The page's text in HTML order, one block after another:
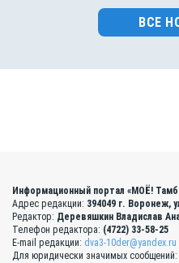
ВСЕ
Информационный портал «МОЁ!
Адрес редакции: 394049 г. Воронеж,
Редактор: Деревяшкин Владислав
Телефон редактора: (4722) 33-58-25
E-mail редакции: dva3-10der@yandex.ru
Для юридически значимых сообщений: